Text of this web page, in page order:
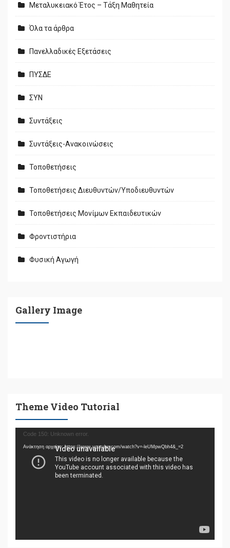
Μεταλυκειακό Έτος – Τάξη Μαθητεία
Όλα τα άρθρα
Πανελλαδικές Εξετάσεις
ΠΥΣΔΕ
ΣΥΝ
Συντάξεις
Συντάξεις-Ανακοινώσεις
Τοποθετήσεις
Τοποθετήσεις Διευθυντών/Υποδιευθυντών
Τοποθετήσεις Μονίμων Εκπαιδευτικών
Φροντιστήρια
Φυσική Αγωγή
Gallery Image
Theme Video Tutorial
Πρόγραμμα
Αναπαραγωγής
Βίντεο
Code 150: Unknown error.
Ανάκτηση αρχείου: https://www.youtube.com/watch?v=-leUMpwQbh4&_=2